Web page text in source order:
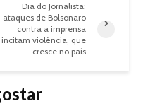
Dia do Jornalista:
ataques de Bolsonaro
contra a imprensa
incitam violência, que
cresce no país